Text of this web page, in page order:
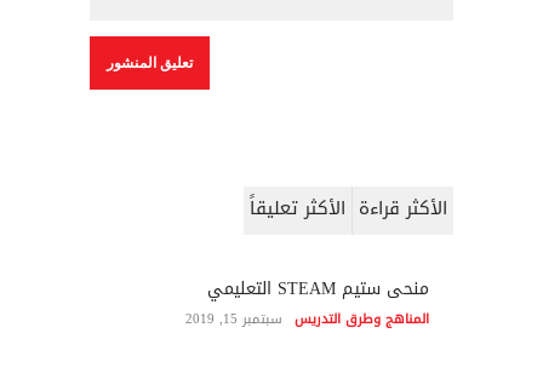
الأكثر قراءة الأكثر تعليقاً
منحى ستيم STEAM التعليمي
المناهج وطرق التدريس سبتمبر 15, 2019